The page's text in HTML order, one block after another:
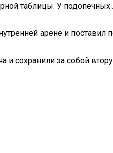
таблицы. У
арене и поставил
и сохранили за собой